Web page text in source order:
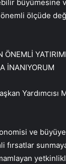
büyümesine
ölçüde
ÖNEMLİ
İNANIYORUM
Yardımcısı
ve
fırsatlar